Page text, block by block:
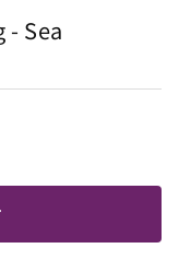
- Sea